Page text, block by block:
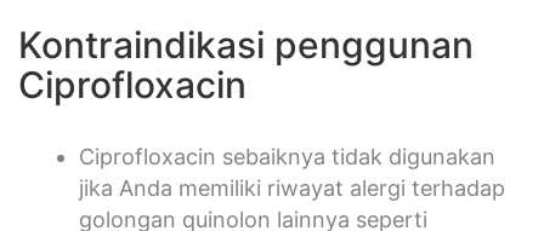
Kontraindikasi penggunan
Ciprofloxacin
Ciprofloxacin sebaiknya tidak digunakan
jika Anda memiliki riwayat alergi terhadap
golongan quinolon lainnya seperti